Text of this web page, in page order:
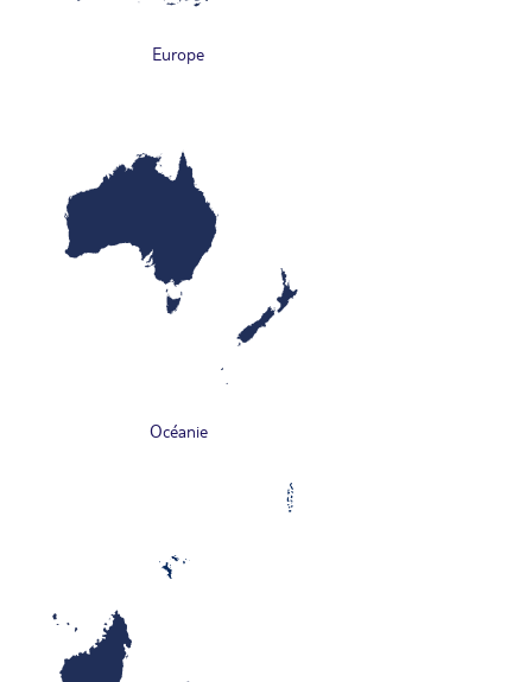
Europe
Océanie